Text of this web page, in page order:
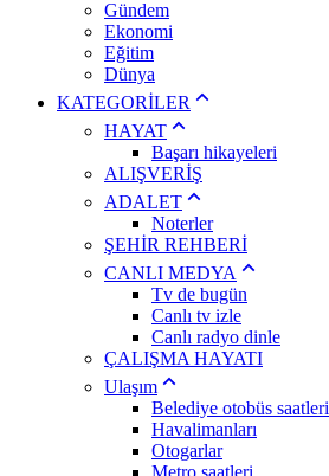
Gündem
Ekonomi
Eğitim
Dünya
KATEGORİLER
HAYAT
Başarı hikayeleri
ALIŞVERİŞ
ADALET
Noterler
ŞEHİR REHBERİ
CANLI MEDYA
Tv de bugün
Canlı tv izle
Canlı radyo dinle
ÇALIŞMA HAYATI
Ulaşım
Belediye otobüs saatleri
Havalimanları
Otogarlar
Metro saatleri